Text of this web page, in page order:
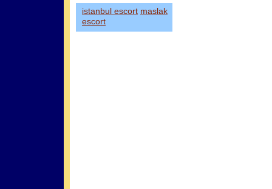
istanbul escort maslak
escort